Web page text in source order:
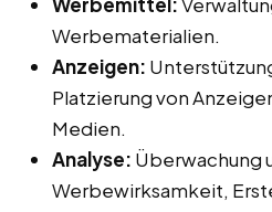
Werbematerialien.
Anzeigen:
Platzierung von
Medien.
Analyse: Überwachung
Werbewirksamkeit,